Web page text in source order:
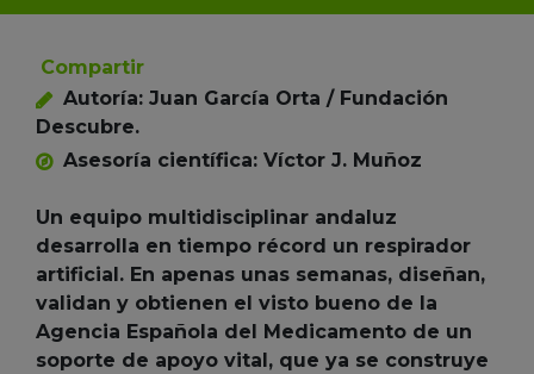
Compartir
Autoría: Juan García Orta / Fundación
Descubre.
Asesoría científica: Víctor J. Muñoz
Un equipo multidisciplinar andaluz
desarrolla en tiempo récord un respirador
artificial. En apenas unas semanas, diseñan,
validan y obtienen el visto bueno de la
Agencia Española del Medicamento de un
soporte de apoyo vital, que ya se construye